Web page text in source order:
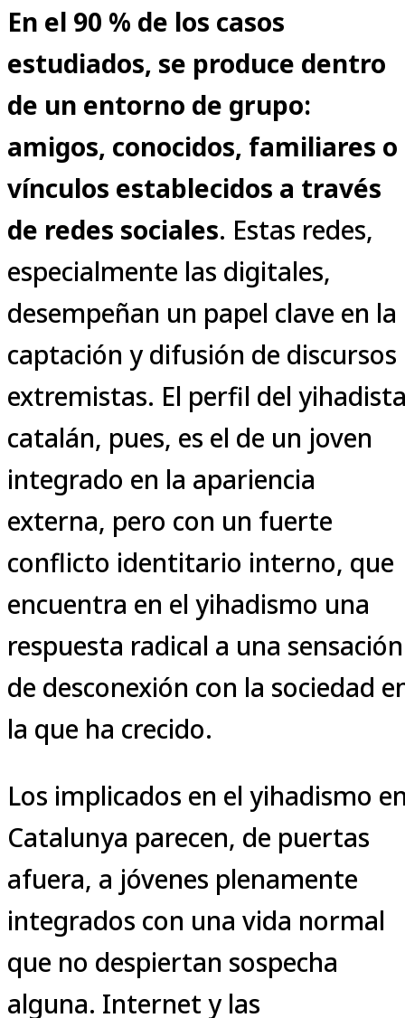
En el 90 % de los casos
estudiados, se produce dentro
de un entorno de grupo:
amigos, conocidos, familiares o
vínculos establecidos a través
de redes sociales. Estas redes,
especialmente las digitales,
desempeñan un papel clave en la
captación y difusión de discursos
extremistas. El perfil del
catalán, pues, es el de un joven
integrado en la apariencia
externa, pero con un fuerte
conflicto identitario interno, que
encuentra en el yihadismo una
respuesta radical a una sensación
de desconexión con la sociedad
la que ha crecido.
Los implicados en el yihadismo
Catalunya parecen, de puertas
afuera, a jóvenes plenamente
integrados con una vida normal
que no despiertan sospecha
alguna. Internet y las